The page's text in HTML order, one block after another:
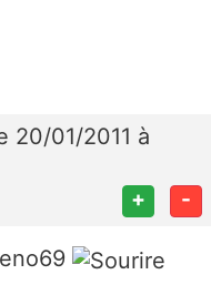
20/01/2011 à
+ -